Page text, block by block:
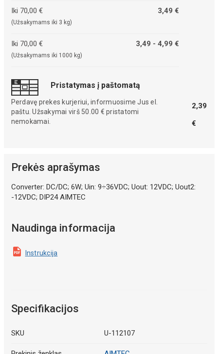
Iki 70,00 €
(Užsakymams iki 3 kg)
3,49 €
Iki 70,00 €
(Užsakymams iki 1000 kg)
3,49 - 4,99 €
Pristatymas į paštomatą
Perdavę prekes kurjeriui, informuosime Jus el.
paštu. Užsakymai virš 50.00 € pristatomi
nemokamai.
2,39
€
Prekės aprašymas
Converter: DC/DC; 6W; Uin: 9÷36VDC; Uout: 12VDC; Uout2:
-12VDC; DIP24 AIMTEC
Naudinga informacija
Instrukcija
Specifikacijos
SKU U-112107